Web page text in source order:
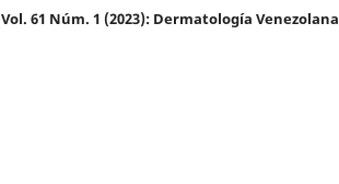
Vol. 61 Núm. 1 (2023): Dermatología Venezolana